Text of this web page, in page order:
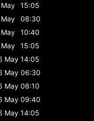
15:05
08:30
10:40
15:05
May 14:05
May 06:30
May 08:10
May 09:40
May 14:05